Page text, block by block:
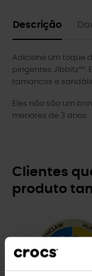
Descrição
Adicione um toque
pingentes Jibbitz™.
tamancos e
Eles não são um
menores de 3 anos.
Clientes
produto